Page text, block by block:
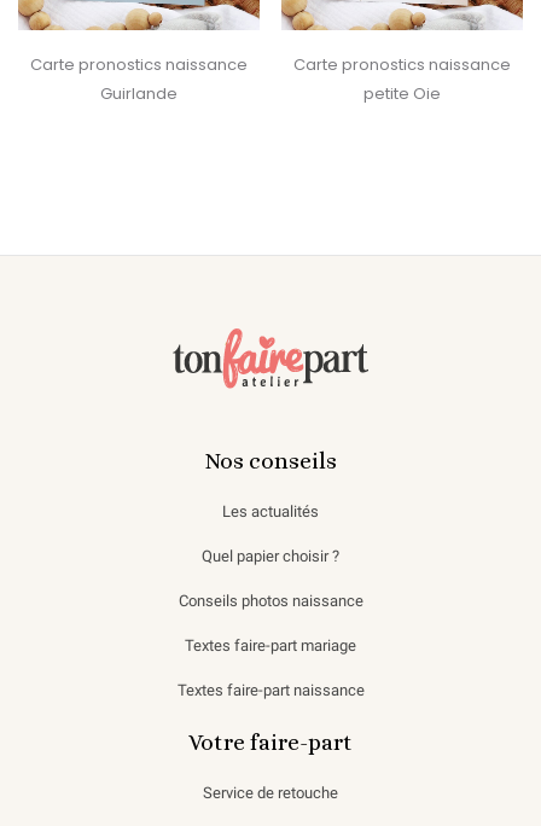
Carte pronostics naissance
Guirlande
Carte pronostics naissance
petite Oie
‹ ›
Nos conseils
Les actualités
Quel papier choisir ?
Conseils photos naissance
Textes faire-part mariage
Textes faire-part naissance
Votre faire-part
Service de retouche